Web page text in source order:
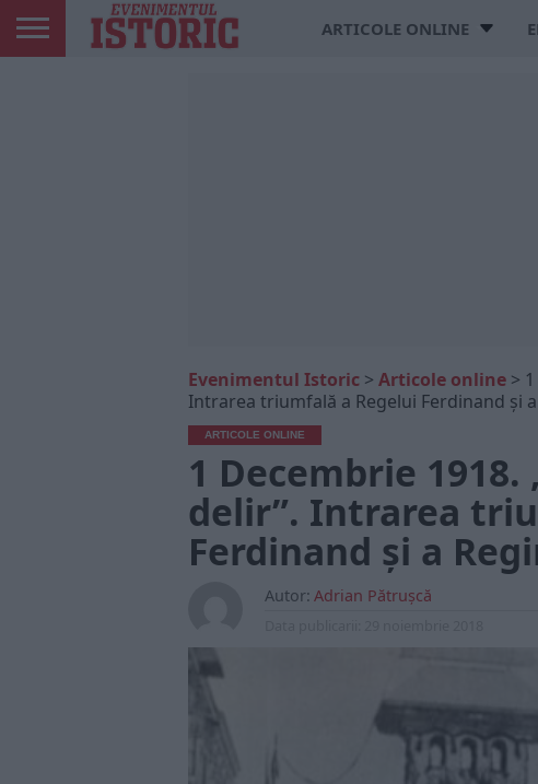
ARTICOLE ONLINE
Evenimentul Istoric > Articole online >
Intrarea triumfală a Regelui Ferdinand și
ARTICOLE ONLINE
1 Decembrie
delir”. Intrarea
Ferdinand și a
Autor: Adrian Pătrușcă